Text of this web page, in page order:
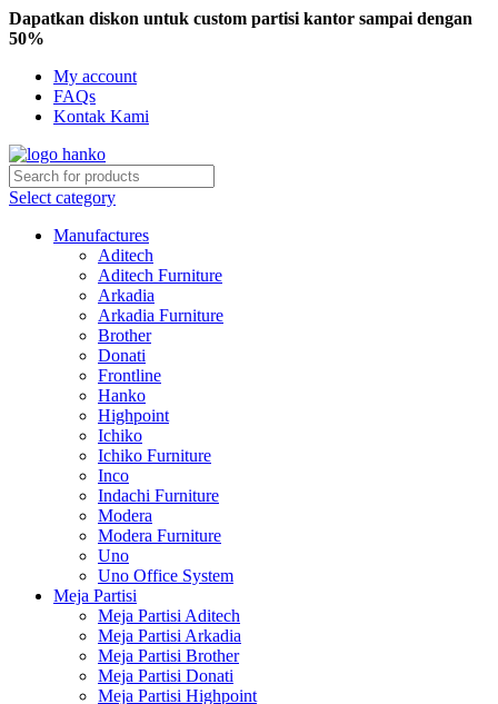
Dapatkan diskon untuk custom partisi kantor sampai dengan
50%
My account
FAQs
Kontak Kami
Select category
Manufactures
Aditech
Aditech Furniture
Arkadia
Arkadia Furniture
Brother
Donati
Frontline
Hanko
Highpoint
Ichiko
Ichiko Furniture
Inco
Indachi Furniture
Modera
Modera Furniture
Uno
Uno Office System
Meja Partisi
Meja Partisi Aditech
Meja Partisi Arkadia
Meja Partisi Brother
Meja Partisi Donati
Meja Partisi Highpoint